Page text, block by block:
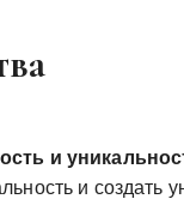
и
и создать